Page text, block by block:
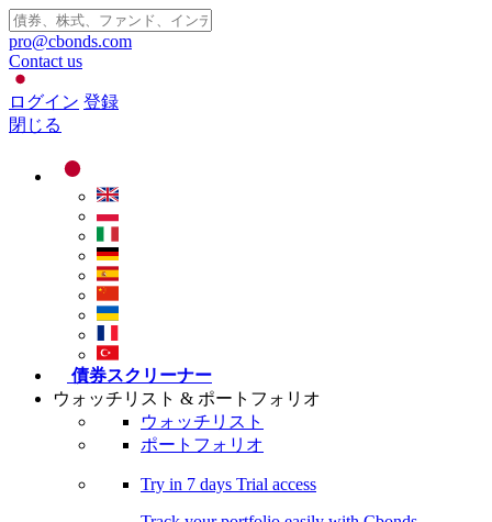
pro@cbonds.com
Contact us
ログイン 登録
閉じる
債券スクリーナー
ウォッチリスト & ポートフォリオ
ウォッチリスト
ポートフォリオ
Try in 7 days Trial access